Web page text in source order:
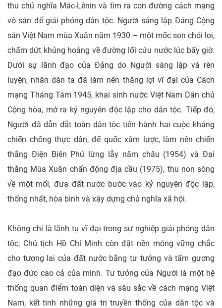
thu chủ nghĩa Mác-Lênin và tìm ra con đường cách mạng
vô sản để giải phóng dân tộc. Người sáng lập Đảng Cộng
sản Việt Nam mùa Xuân năm 1930 – một mốc son chói lọi,
chấm dứt khủng hoảng về đường lối cứu nước lúc bấy giờ.
Dưới sự lãnh đạo của Đảng do Người sáng lập và rèn
luyện, nhân dân ta đã làm nên thắng lợi vĩ đại của Cách
mạng Tháng Tám 1945, khai sinh nước Việt Nam Dân chủ
Cộng hòa, mở ra kỷ nguyên độc lập cho dân tộc. Tiếp đó,
Người đã dẫn dắt toàn dân tộc tiến hành hai cuộc kháng
chiến chống thực dân, đế quốc xâm lược, làm nên chiến
thắng Điện Biên Phủ lừng lẫy năm châu (1954) và Đại
thắng Mùa Xuân chấn động địa cầu (1975), thu non sông
về một mối, đưa đất nước bước vào kỷ nguyên độc lập,
thống nhất, hòa bình và xây dựng chủ nghĩa xã hội.
Không chỉ là lãnh tụ vĩ đại trong sự nghiệp giải phóng dân
tộc, Chủ tịch Hồ Chí Minh còn đặt nền móng vững chắc
cho tương lai của đất nước bằng tư tưởng và tấm gương
đạo đức cao cả của mình. Tư tưởng của Người là một hệ
thống quan điểm toàn diện và sâu sắc về cách mạng Việt
Nam, kết tinh những giá trị truyền thống của dân tộc và